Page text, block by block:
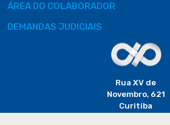
ÁREA DO COLABORADOR
DEMANDAS JUDICIAIS
Rua XV de
Novembro, 621
Curitiba